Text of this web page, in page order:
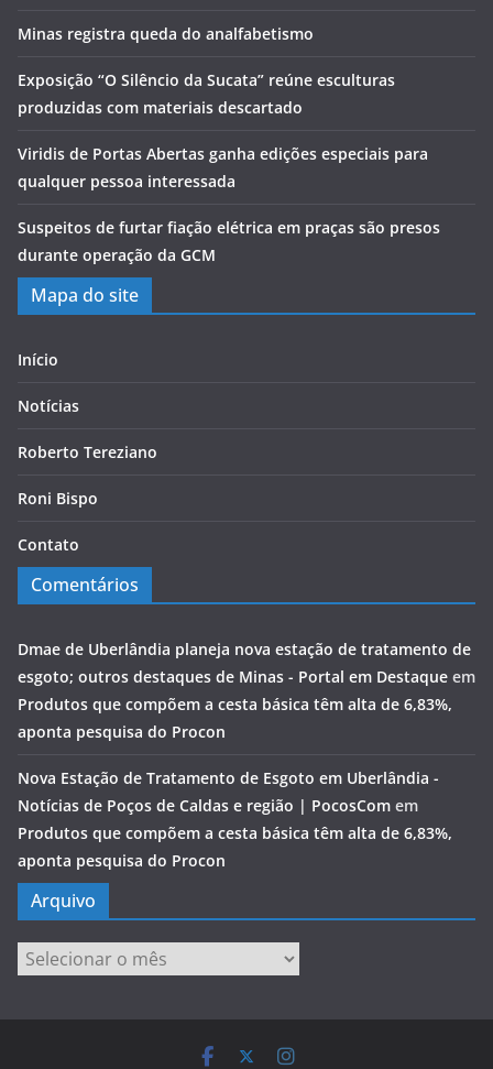
Minas registra queda do analfabetismo
Exposição “O Silêncio da Sucata” reúne esculturas
produzidas com materiais descartado
Viridis de Portas Abertas ganha edições especiais para
qualquer pessoa interessada
Suspeitos de furtar fiação elétrica em praças são presos
durante operação da GCM
Mapa do site
Início
Notícias
Roberto Tereziano
Roni Bispo
Contato
Comentários
Dmae de Uberlândia planeja nova estação de tratamento de
esgoto; outros destaques de Minas - Portal em Destaque em
Produtos que compõem a cesta básica têm alta de 6,83%,
aponta pesquisa do Procon
Nova Estação de Tratamento de Esgoto em Uberlândia -
Notícias de Poços de Caldas e região | PocosCom em
Produtos que compõem a cesta básica têm alta de 6,83%,
aponta pesquisa do Procon
Arquivo
Arquivo